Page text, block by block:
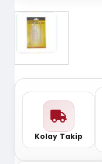
Kolay Takip